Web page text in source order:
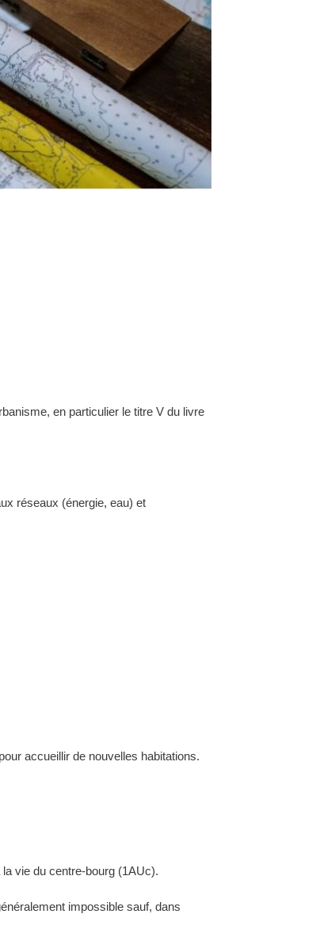
en particulier le titre V du livre
réseaux (énergie, eau) et
accueillir de nouvelles habitations.
vie du centre-bourg (1AUc).
impossible sauf, dans